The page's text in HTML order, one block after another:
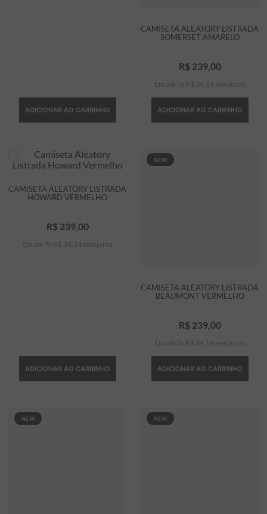
ADICIONAR AO CARRINHO
CAMISETA ALEATORY LISTRADA
SOMERSET AMARELO
R$ 239, 00
Em até 7 x R$ 34 14 sem juros
ADICIONAR AO CARRINHO
CAMISETA ALEATORY LISTRADA
HOWARD VERMELHO
R$ 239, 00
Em até 7 x R$ 34 14 sem juros
ADICIONAR AO CARRINHO
NEW
CAMISETA ALEATORY LISTRADA
BEAUMONT VERMELHO
R$ 239, 00
Em até 7 x R$ 34 14 sem juros
ADICIONAR AO CARRINHO
NEW NEW